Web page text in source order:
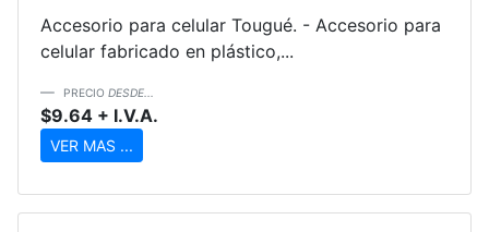
Accesorio para celular Tougué. - Accesorio para
celular fabricado en plástico,...
PRECIO DESDE...
$9.64 + I.V.A.
VER MAS ...